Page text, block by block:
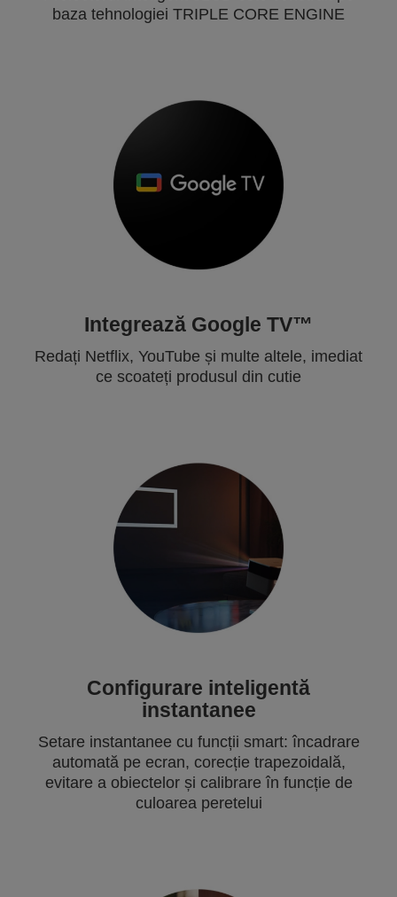
baza tehnologiei TRIPLE CORE ENGINE
Integrează Google TV™
Redați Netflix, YouTube și multe altele, imediat
ce scoateți produsul din cutie
Configurare inteligentă
instantanee
Setare instantanee cu funcții smart: încadrare
automată pe ecran, corecție trapezoidală,
evitare a obiectelor și calibrare în funcție de
culoarea peretelui